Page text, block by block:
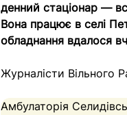
денний стаціонар —
Вона працює в селі
обладнання вдалося
Журналісти Вільного
Амбулаторія